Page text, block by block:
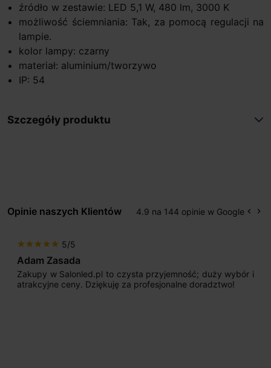
źródło w zestawie: LED 5,1 W, 480 lm, 3000 K
możliwość ściemniania: Tak, za pomocą regulacji na
lampie.
kolor lampy: czarny
materiał: aluminium/tworzywo
IP: 54
Szczegóły produktu
Opinie naszych Klientów 4.9 na 144 opinie w Google keyboard_arrow_left keyboard_arrow_right
star star star star star 5/5
Adam Zasada
Zakupy w Salonled.pl to czysta przyjemność; duży wybór i
atrakcyjne ceny. Dziękuję za profesjonalne doradztwo!